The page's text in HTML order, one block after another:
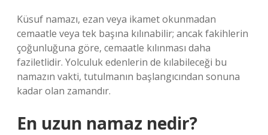
Küsuf namazı, ezan veya ikamet okunmadan
cemaatle veya tek başına kılınabilir; ancak fakihlerin
çoğunluğuna göre, cemaatle kılınması daha
faziletlidir. Yolculuk edenlerin de kılabileceği bu
namazın vakti, tutulmanın başlangıcından sonuna
kadar olan zamandır.
En uzun namaz nedir?